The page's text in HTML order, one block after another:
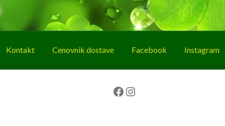
Kontakt Cenovnik dostave Facebook Instagram
Facebook Instagram